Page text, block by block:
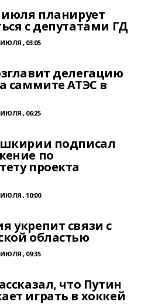
июля планирует
с депутатами ГД
ИЮЛЯ , 03:05
делегацию
саммите АТЭС в
ИЮЛЯ , 06:25
подписал
по
проекта
ИЮЛЯ , 10:00
укрепит связи с
областью
ИЮЛЯ , 09:35
что Путин
играть в хоккей